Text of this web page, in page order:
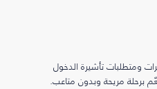
ومتطلبات تأشيرة الدخول
برحلة مريحة وبدون متاعب.